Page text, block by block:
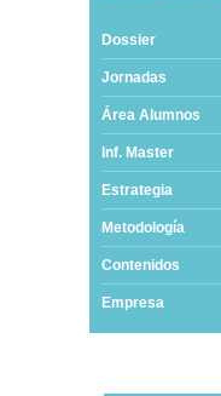
Dossier
Jornadas
Área Alumnos
Inf. Master
Estrategia
Metodología
Contenidos
Empresa